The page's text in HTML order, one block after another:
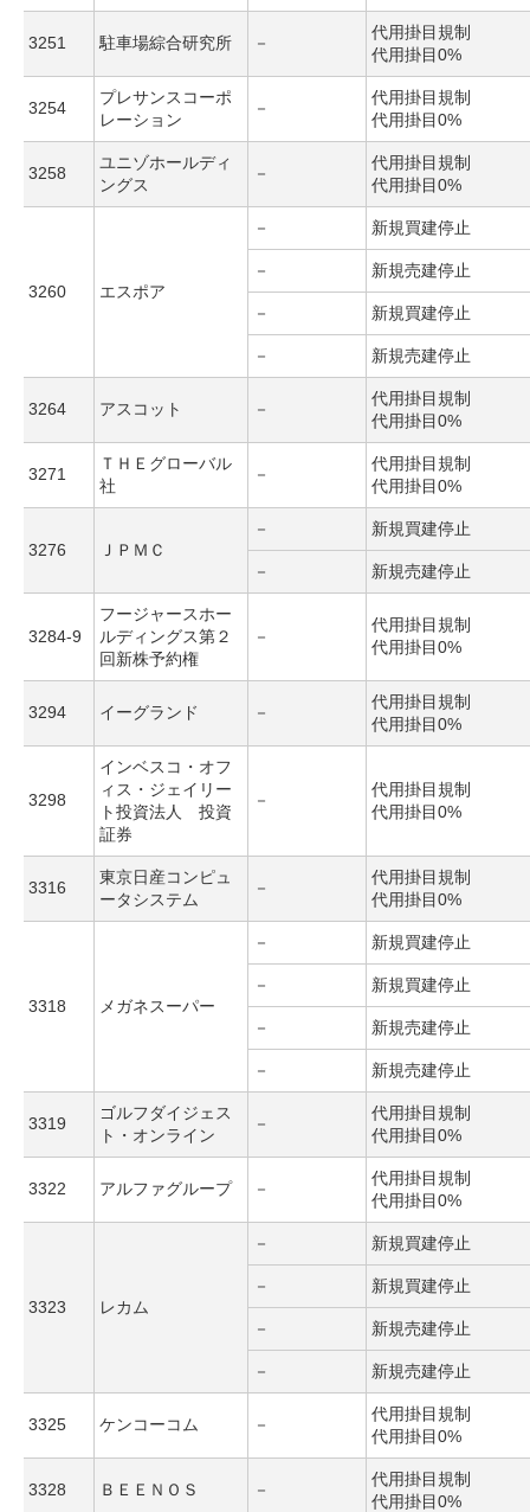
3251 駐車場綜合研究所 －
代用掛目規制
代用掛目0%
3254
プレサンスコーポ
レーション
－
代用掛目規制
代用掛目0%
3258
ユニゾホールディ
ングス
－
代用掛目規制
代用掛目0%
3260 エスポア
－ 新規買建停止
－ 新規売建停止
－ 新規買建停止
－ 新規売建停止
3264 アスコット －
代用掛目規制
代用掛目0%
3271
ＴＨＥグローバル
社
－
代用掛目規制
代用掛目0%
3276 ＪＰＭＣ
－ 新規買建停止
－ 新規売建停止
3284-9
フージャースホー
ルディングス第２
回新株予約権
－
代用掛目規制
代用掛目0%
3294 イーグランド －
代用掛目規制
代用掛目0%
3298
インベスコ・オフ
ィス・ジェイリー
ト投資法人 投資
証券
－
代用掛目規制
代用掛目0%
3316
東京日産コンピュ
ータシステム
－
代用掛目規制
代用掛目0%
3318 メガネスーパー
－ 新規買建停止
－ 新規買建停止
－ 新規売建停止
－ 新規売建停止
3319
ゴルフダイジェス
ト・オンライン
－
代用掛目規制
代用掛目0%
3322 アルファグループ －
代用掛目規制
代用掛目0%
3323 レカム
－ 新規買建停止
－ 新規買建停止
－ 新規売建停止
－ 新規売建停止
3325 ケンコーコム －
代用掛目規制
代用掛目0%
3328 ＢＥＥＮＯＳ －
代用掛目規制
代用掛目0%